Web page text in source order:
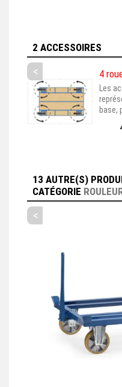
2 ACCESSOIRES
< 4
Les
base,
qu'il
que
2632,
13 AUTRE(S)
CATÉGORIE
<